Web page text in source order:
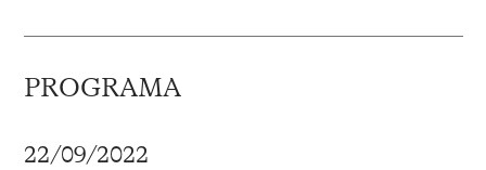
PROGRAMA
22/09/2022